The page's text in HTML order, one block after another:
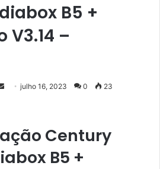
B5 +
V3.14 –
e
u
julho 16, 2023 0 23
Century
B5 +